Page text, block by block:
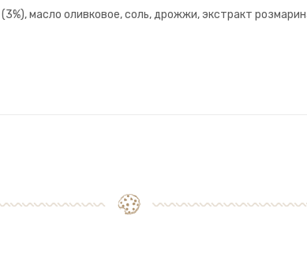
масло оливковое, соль, дрожжи, экстракт